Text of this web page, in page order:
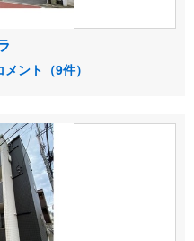
メント（9件）